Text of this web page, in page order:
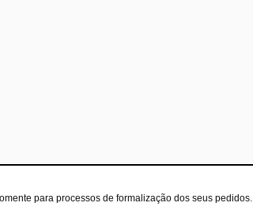
para processos de formalização dos seus pedidos.